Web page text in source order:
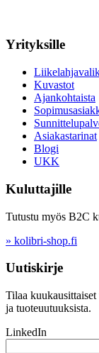
Yrityksille
Kuvastot
Ajankohtaista
Asiakastarinat
Blogi
UKK
Kuluttajille
Tutustu myös B2C
» kolibri-shop.fi
Uutiskirje
Tilaa
ja tuoteuutuuksista.
LinkedIn